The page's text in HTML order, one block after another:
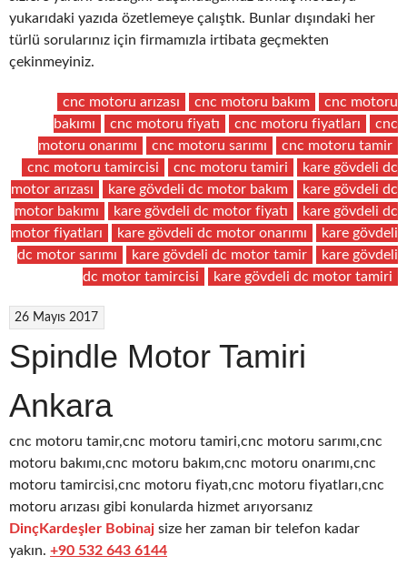
yukarıdaki yazıda özetlemeye çalıştık. Bunlar dışındaki her
türlü sorularınız için firmamızla irtibata geçmekten
çekinmeyiniz.
cnc motoru arızası cnc motoru bakım
cnc motoru
bakımı
cnc motoru fiyatı cnc motoru fiyatları
cnc
motoru onarımı
cnc motoru sarımı
cnc motoru tamir
cnc motoru tamircisi
cnc motoru tamiri
kare gövdeli dc
motor arızası
kare gövdeli dc motor bakım
kare gövdeli dc
motor bakımı
kare gövdeli dc motor fiyatı
kare gövdeli dc
motor fiyatları
kare gövdeli dc motor onarımı
kare gövdeli
dc motor sarımı
kare gövdeli dc motor tamir
kare gövdeli
dc motor tamircisi
kare gövdeli dc motor tamiri
26 Mayıs 2017
Spindle Motor Tamiri
Ankara
cnc motoru tamir,cnc motoru tamiri,cnc motoru sarımı,cnc
motoru bakımı,cnc motoru bakım,cnc motoru onarımı,cnc
motoru tamircisi,cnc motoru fiyatı,cnc motoru fiyatları,cnc
motoru arızası gibi konularda hizmet arıyorsanız
DinçKardeşler Bobinaj size her zaman bir telefon kadar
yakın. +90 532 643 6144